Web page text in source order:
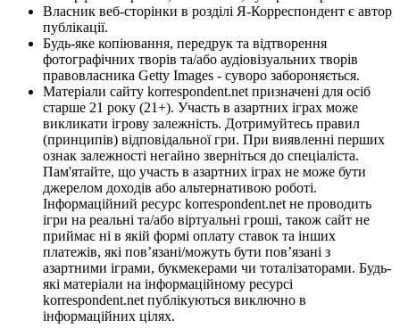
Власник веб-сторінки в розділі Я-Корреспондент є автор
публікації.
Будь-яке копіювання, передрук та відтворення
фотографічних творів та/або аудіовізуальних творів
правовласника Getty Images - суворо забороняється.
Матеріали сайту korrespondent.net призначені для осіб
старше 21 року (21+). Участь в азартних іграх може
викликати ігрову залежність. Дотримуйтесь правил
(принципів) відповідальної гри. При виявленні перших
ознак залежності негайно зверніться до спеціаліста.
Пам'ятайте, що участь в азартних іграх не може бути
джерелом доходів або альтернативою роботі.
Інформаційний ресурс korrespondent.net не проводить
ігри на реальні та/або віртуальні гроші, також сайт не
приймає ні в якій формі оплату ставок та інших
платежів, які пов’язані/можуть бути пов’язані з
азартними іграми, букмекерами чи тоталізаторами. Будь-
які матеріали на інформаційному ресурсі
korrespondent.net публікуються виключно в
інформаційних цілях.